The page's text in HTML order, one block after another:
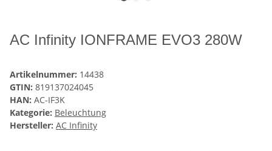
AC Infinity IONFRAME EVO3 280W
Artikelnummer: 14438
GTIN: 819137024045
HAN: AC-IF3K
Kategorie: Beleuchtung
Hersteller: AC Infinity